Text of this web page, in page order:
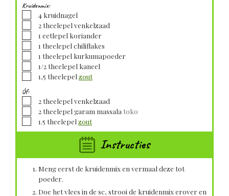
Kruidenmix:
▢
4 kruidnagel
▢
2theelepel venkelzaad
▢1 eetlepel koriander
▢1 theelepel chiliflakes
▢1 theelepel kurkumapoeder
▢1/2theelepel kaneel
▢1,5 theelepel zout
Óf:
▢
2 theelepel venkelzaad
▢
2 theelepel garam massala toko
▢1.5 theelepel zout
Instructies
Meng eerst de kruidenmix en vermaal deze tot
poeder.
Doe het vlees in de sc, strooi de kruidenmix erover en